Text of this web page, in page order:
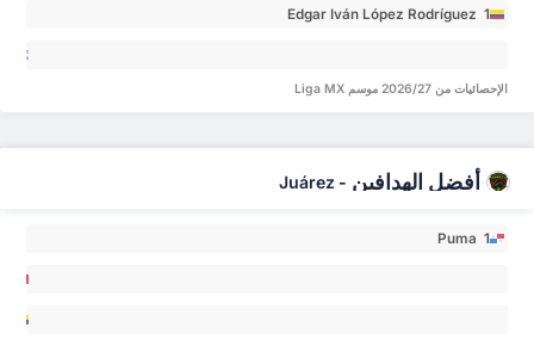
Edgar Iván López Rodríguez 1
الإحصائيات من 2026/27 موسم Liga MX
أفضل الهدافين -
Juárez
Puma 1